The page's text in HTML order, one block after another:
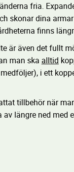
fria.
skonar dina
finns
är även det fullt
man ska alltid
i ett
tillbehör när
längre ned med